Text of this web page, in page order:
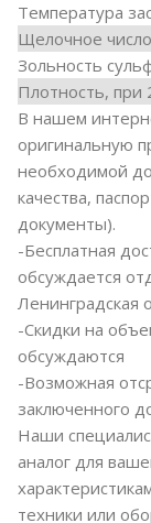
Температура
Щелочное
Зольность
Плотность, при
В нашем
оригинальную
необходимой
качества,
документы).
-Бесплатная
обсуждается
Ленинградская
-Скидки на
обсуждаются
-Возможная
заключенного
Наши
аналог для
техники или